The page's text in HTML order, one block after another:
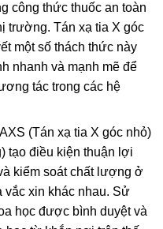
công thức thuốc an toàn
trường. Tán xạ tia X góc
một số thách thức này
nhanh và mạnh mẽ để
tác trong các hệ
(Tán xạ tia X góc nhỏ)
tạo điều kiện thuận lợi
kiểm soát chất lượng ở
vắc xin khác nhau. Sử
học được bình duyệt và